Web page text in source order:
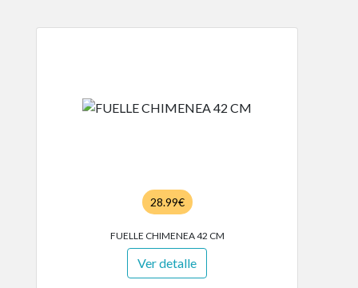
28.99€
FUELLE CHIMENEA 42 CM
Ver detalle